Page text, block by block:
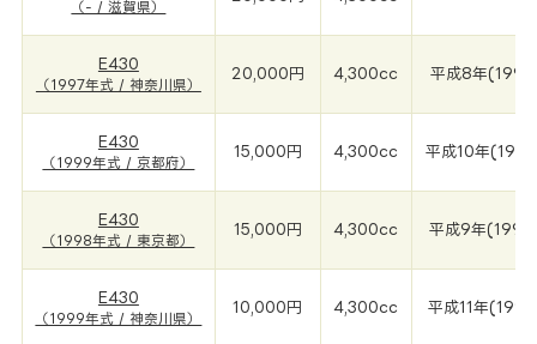
（- / 滋賀県）
E430
（1997年式 / 神奈川県）
20,000円 4,300cc 平成8年(1997
E430
（1999年式 / 京都府）
15,000円 4,300cc 平成10年
E430
（1998年式 / 東京都）
15,000円 4,300cc 平成9年(1998
E430
（1999年式 / 神奈川県）
10,000円 4,300cc 平成11年